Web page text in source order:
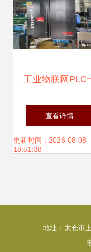
工业物联网PLC
体机 驱动啤酒玻
瓶生产厂迈向智能
查看详情
更新时间：2026-08-08
18:51:38
地址：太仓市